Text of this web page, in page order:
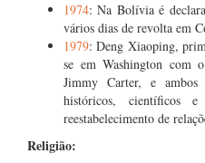
1974: Na Bolívia é
vários dias de revolta em
1979: Deng Xiaoping,
se em Washington com
Jimmy Carter, e ambos
históricos, científicos
reestabelecimento de
Religião: